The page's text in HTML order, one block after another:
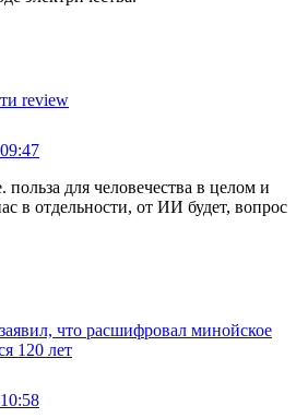
review
польза для человечества в целом и
в отдельности, от ИИ будет, вопрос
что расшифровал минойское
120 лет